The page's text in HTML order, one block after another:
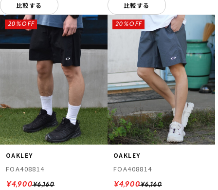
比較する 比較する
OAKLEY
FOA408814
¥6,160
20%OFF
¥4,900
OAKLEY
FOA408814
¥6,160
20%OFF
¥4,900